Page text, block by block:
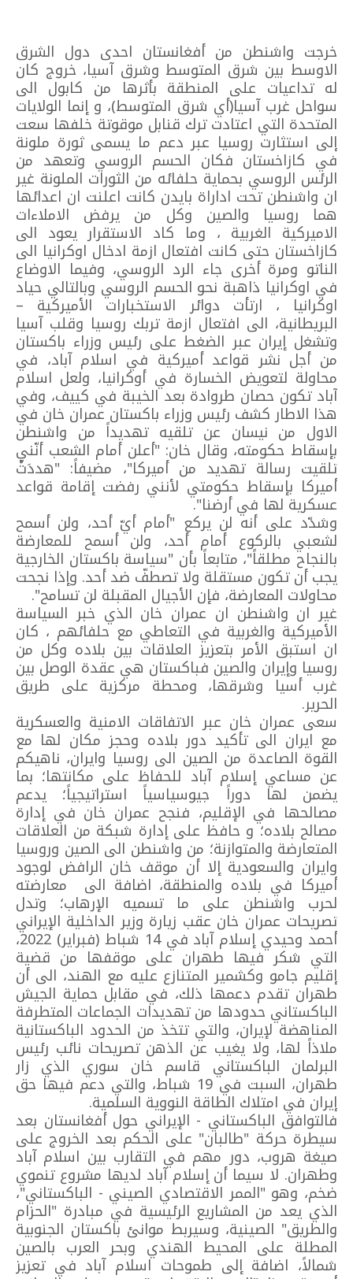
خرجت واشنطن من أفغانستان احدى دول الشرق
الاوسط بين شرق المتوسط وشرق آسيا، خروج كان
له تداعيات على المنطقة بأثرها من كابول الى
سواحل غرب آسيا(أي شرق المتوسط)، و إنما الولايات
المتحدة التي اعتادت ترك قنابل موقوتة خلفها سعت
إلى استثارت روسيا عبر دعم ما يسمى ثورة ملونة
في كازاخستان فكان الحسم الروسي وتعهد من
الرئس الروسي بحماية حلفائه من الثورات الملونة غير
ان واشنطن تحت اداراة بايدن كانت اعلنت ان اعدائها
هما روسيا والصين وكل من يرفض الاملاءات
الاميركية الغربية ، وما كاد الاستقرار يعود الى
كازاخستان حتى كانت افتعال ازمة ادخال اوكرانيا الى
الناتو ومرة أخرى جاء الرد الروسي، وفيما الاوضاع
في اوكرانيا ذاهبة نحو الحسم الروسي وبالتالي حياد
اوكرانيا ، ارتأت دوائر الاستخبارات الأميركية –
البريطانية، الى افتعال ازمة تربك روسيا وقلب آسيا
وتشغل إيران عبر الضغط على رئيس وزراء باكستان
من أجل نشر قواعد أميركية في اسلام آباد، في
محاولة لتعويض الخسارة في أوكرانيا، ولعل اسلام
آباد تكون حصان طروادة بعد الخيبة في كييف، وفي
هذا الاطار كشف رئيس وزراء باكستان عمران خان في
الاول من نيسان عن تلقيه تهديداً من واشنطن
بإسقاط حكومته، وقال خان: "أعلن أمام الشعب أنّني
تلقيت رسالة تهديد من أميركا"، مضيفاً: "هددَتْ
أميركا بإسقاط حكومتي لأنني رفضت إقامة قواعد
عسكرية لها في أرضنا".
وشدّد على أنه لن يركع "أمام أيّ أحد، ولن أسمح
لشعبي بالركوع أمام أحد، ولن أسمح للمعارضة
بالنجاح مطلقاً"، متابعاً بأن "سياسة باكستان الخارجية
يجب أن تكون مستقلة ولا تصطفّ ضد أحد. وإذا نجحت
محاولات المعارضة، فإن الأجيال المقبلة لن تسامح".
غير ان واشنطن ان عمران خان الذي خبر السياسة
الأميركية والغربية في التعاطي مع حلفائهم ، كان
ان استبق الأمر بتعزيز العلاقات بين بلاده وكل من
روسيا وإيران والصين فباكستان هي عقدة الوصل بين
غرب أسيا وشرقها، ومحطة مركزية على طريق
الحرير.
سعى عمران خان عبر الاتفاقات الامنية والعسكرية
مع ايران الى تأكيد دور بلاده وحجز مكان لها مع
القوة الصاعدة من الصين الى روسيا وايران، ناهيكم
عن مساعي إسلام آباد للحفاظ على مكانتها؛ بما
يضمن لها دوراً جيوسياسياً استراتيجياً؛ يدعم
مصالحها في الإقليم، فنجح عمران خان في إدارة
مصالح بلاده؛ و حافظ على إدارة شبكة من العلاقات
المتعارضة والمتوازنة؛ من واشنطن الى الصين وروسيا
وايران والسعودية إلا أن موقف خان الرافض لوجود
أميركا في بلاده والمنطقة، اضافة الى معارضته
لحرب واشنطن على ما تسميه الإرهاب؛ وتدل
تصريحات عمران خان عقب زيارة وزير الداخلية الإيراني
أحمد وحيدي إسلام آباد في 14 شباط (فبراير) 2022،
التي شكر فيها طهران على موقفها من قضية
إقليم جامو وكشمير المتنازع عليه مع الهند، الى أن
طهران تقدم دعمها ذلك، في مقابل حماية الجيش
الباكستاني حدودها من تهديدات الجماعات المتطرفة
المناهضة لإيران، والتي تتخذ من الحدود الباكستانية
ملاذاً لها، ولا يغيب عن الذهن تصريحات نائب رئيس
البرلمان الباكستاني قاسم خان سوري الذي زار
طهران، السبت في 19 شباط، والتي دعم فيها حق
إيران في امتلاك الطاقة النووية السلمية.
فالتوافق الباكستاني - الإيراني حول أفغانستان بعد
سيطرة حركة "طالبان" على الحكم بعد الخروج على
صيغة هروب، دور مهم في التقارب بين اسلام آباد
وطهران. لا سيما أن إسلام آباد لديها مشروع تنموي
ضخم، وهو "الممر الاقتصادي الصيني - الباكستاني"،
الذي يعد من المشاريع الرئيسية في مبادرة "الحزام
والطريق" الصينية، وسيربط موانئ باكستان الجنوبية
المطلة على المحيط الهندي وبحر العرب بالصين
شمالاً، اضافة إلى طموحات اسلام آباد في تعزيز